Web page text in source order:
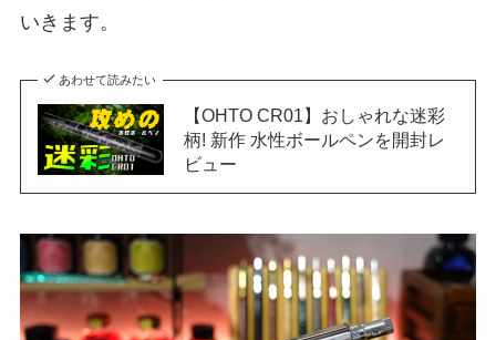
いきます。
あわせて読みたい
【OHTO CR01】おしゃれな迷彩
柄! 新作 水性ボールペンを開封レ
ビュー